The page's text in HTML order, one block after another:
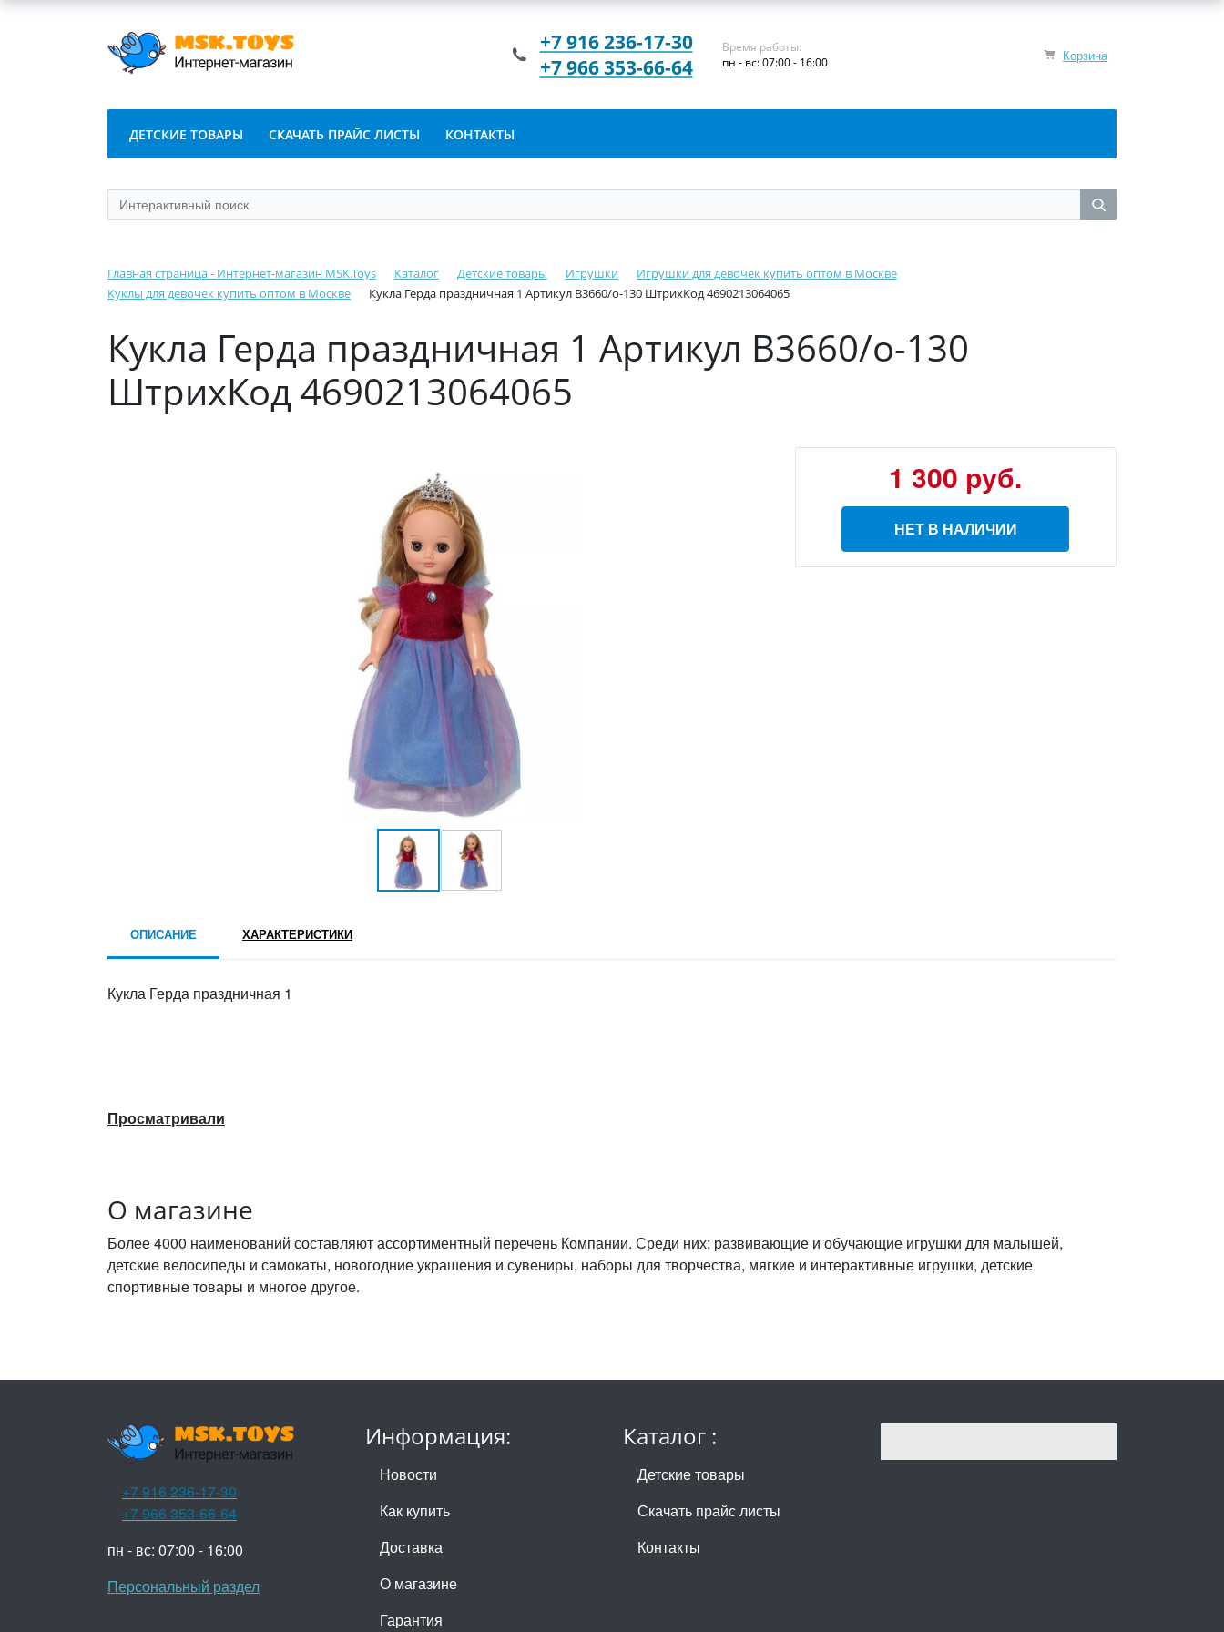
Корзина
+7 916 236-17-30
+7 966 353-66-64
Время работы:
пн - вс: 07:00 - 16:00
ДЕТСКИЕ ТОВАРЫ СКАЧАТЬ ПРАЙС ЛИСТЫ КОНТАКТЫ
Главная страница - Интернет-магазин MSK.Toys Каталог Детские товары Игрушки
Игрушки для девочек купить оптом в Москве
Куклы для девочек купить оптом в Москве
Кукла Герда праздничная 1 Артикул В3660/о-130 ШтрихКод 4690213064065
Кукла Герда праздничная 1 Артикул В3660/о-130
ШтрихКод 4690213064065
1 300 руб.
НЕТ В НАЛИЧИИ
ОПИСАНИЕ ХАРАКТЕРИСТИКИ
Кукла Герда праздничная 1
Просматривали
О магазине
Более 4000 наименований составляют ассортиментный перечень Компании. Среди них: развивающие и обучающие игрушки для малышей,
детские велосипеды и самокаты, новогодние украшения и сувениры, наборы для творчества, мягкие и интерактивные игрушки, детские
спортивные товары и многое другое.
Информация:
Новости
Как купить
Доставка
О магазине
Гарантия
Каталог :
Детские товары
Скачать прайс листы
Контакты
+7 916 236-17-30
+7 966 353-66-64
пн - вс: 07:00 - 16:00
Персональный раздел